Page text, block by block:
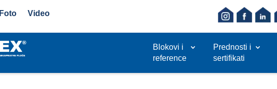
Foto Video
Blokovi i
reference
Prednosti i
sertifikati